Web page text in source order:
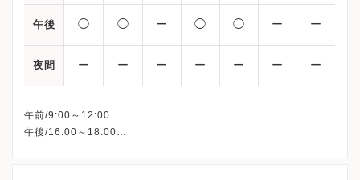
午後 ◯ ◯ ー ◯ ◯ ー ー
夜間 ー ー ー ー ー ー ー
午前/9:00～12:00
午後/16:00～18:00